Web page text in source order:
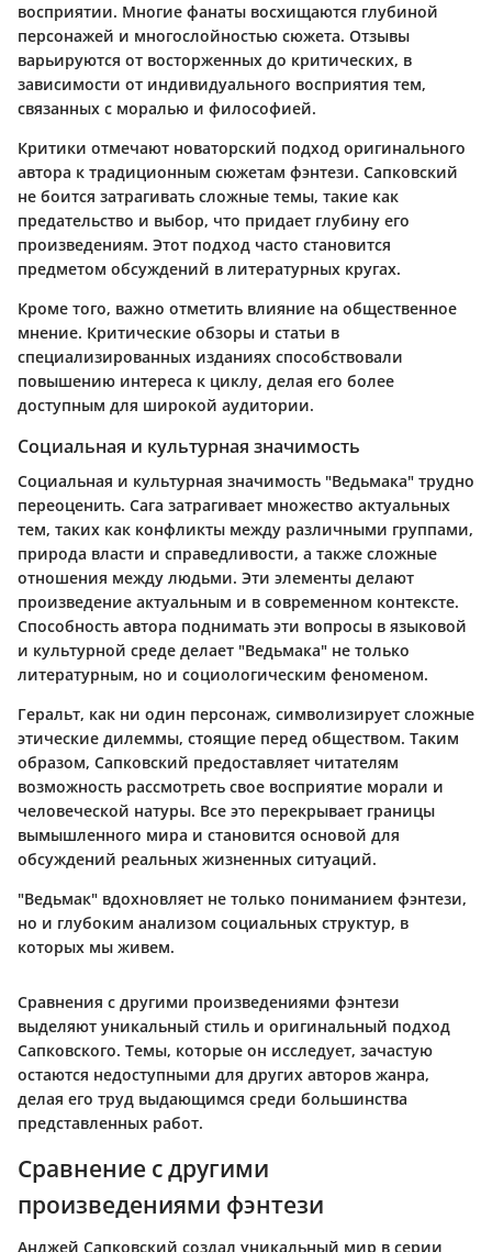
восприятии. Многие фанаты восхищаются глубиной
персонажей и многослойностью сюжета. Отзывы
варьируются от восторженных до критических, в
зависимости от индивидуального восприятия тем,
связанных с моралью и философией.
Критики отмечают новаторский подход оригинального
автора к традиционным сюжетам фэнтези. Сапковский
не боится затрагивать сложные темы, такие как
предательство и выбор, что придает глубину его
произведениям. Этот подход часто становится
предметом обсуждений в литературных кругах.
Кроме того, важно отметить влияние на общественное
мнение. Критические обзоры и статьи в
специализированных изданиях способствовали
повышению интереса к циклу, делая его более
доступным для широкой аудитории.
Социальная и культурная значимость
Социальная и культурная значимость "Ведьмака" трудно
переоценить. Сага затрагивает множество актуальных
тем, таких как конфликты между различными группами,
природа власти и справедливости, а также сложные
отношения между людьми. Эти элементы делают
произведение актуальным и в современном контексте.
Способность автора поднимать эти вопросы в языковой
и культурной среде делает "Ведьмака" не только
литературным, но и социологическим феноменом.
Геральт, как ни один персонаж, символизирует сложные
этические дилеммы, стоящие перед обществом. Таким
образом, Сапковский предоставляет читателям
возможность рассмотреть свое восприятие морали и
человеческой натуры. Все это перекрывает границы
вымышленного мира и становится основой для
обсуждений реальных жизненных ситуаций.
"Ведьмак" вдохновляет не только пониманием фэнтези,
но и глубоким анализом социальных структур, в
которых мы живем.
Сравнения с другими произведениями фэнтези
выделяют уникальный стиль и оригинальный подход
Сапковского. Темы, которые он исследует, зачастую
остаются недоступными для других авторов жанра,
делая его труд выдающимся среди большинства
представленных работ.
Сравнение с другими
произведениями фэнтези
Анджей Сапковский создал уникальный мир в серии